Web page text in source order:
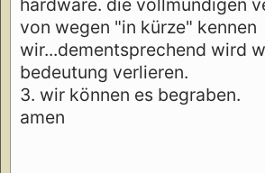
hardware. die vollmundigen
von wegen "in kürze" kennen
wir...dementsprechend wird
bedeutung verlieren.
3. wir können es begraben.
amen